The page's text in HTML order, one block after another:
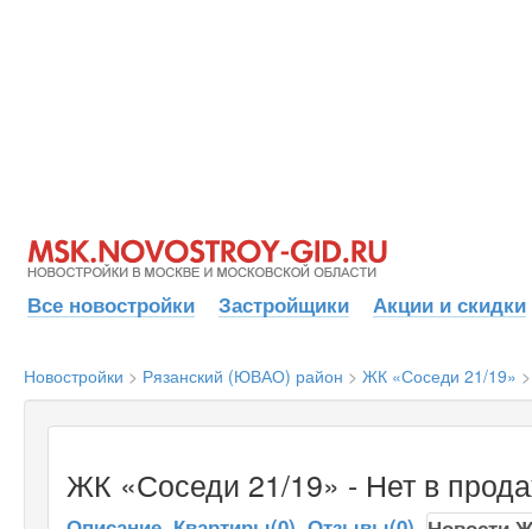
Все новостройки Застройщики Акции и скидки
Новостройки > Рязанский (ЮВАО) район > ЖК «Соседи 21/19»
ЖК «Соседи 21/19» - Нет в